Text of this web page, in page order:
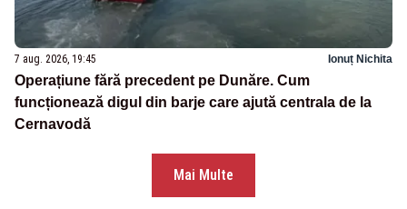
7 aug. 2026, 19:45 Ionuț Nichita
Operațiune fără precedent pe Dunăre. Cum
funcționează digul din barje care ajută centrala de la
Cernavodă
Mai Multe